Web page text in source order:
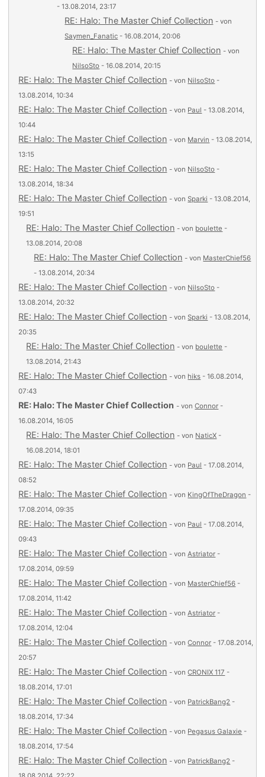
- 13.08.2014, 23:17
RE: Halo: The Master Chief Collection - von
Saymen_Fanatic - 16.08.2014, 20:06
RE: Halo: The Master Chief Collection - von
NilsoSto - 16.08.2014, 20:15
RE: Halo: The Master Chief Collection - von NilsoSto -
13.08.2014, 10:34
RE: Halo: The Master Chief Collection - von Paul - 13.08.2014,
10:44
RE: Halo: The Master Chief Collection - von Marvin - 13.08.2014,
13:15
RE: Halo: The Master Chief Collection - von NilsoSto -
13.08.2014, 18:34
RE: Halo: The Master Chief Collection - vonSparki - 13.08.2014,
19:51
RE: Halo: The Master Chief Collection - von boulette -
13.08.2014, 20:08
RE: Halo: The Master Chief Collection - von MasterChief56
- 13.08.2014, 20:34
RE: Halo: The Master Chief Collection - von NilsoSto -
13.08.2014, 20:32
RE: Halo: The Master Chief Collection - vonSparki - 13.08.2014,
20:35
RE: Halo: The Master Chief Collection - von boulette -
13.08.2014, 21:43
RE: Halo: The Master Chief Collection - von hiks - 16.08.2014,
07:43
RE: Halo: The Master Chief Collection - vonConnor -
16.08.2014, 16:05
RE: Halo: The Master Chief Collection - von NaticX -
16.08.2014, 18:01
RE: Halo: The Master Chief Collection - von Paul - 17.08.2014,
08:52
RE: Halo: The Master Chief Collection - von KingOfTheDragon -
17.08.2014, 09:35
RE: Halo: The Master Chief Collection - von Paul - 17.08.2014,
09:43
RE: Halo: The Master Chief Collection - vonAstriator -
17.08.2014, 09:59
RE: Halo: The Master Chief Collection - von MasterChief56 -
17.08.2014, 11:42
RE: Halo: The Master Chief Collection - vonAstriator -
17.08.2014, 12:04
RE: Halo: The Master Chief Collection - vonConnor - 17.08.2014,
20:57
RE: Halo: The Master Chief Collection - vonCRONIX 117 -
18.08.2014, 17:01
RE: Halo: The Master Chief Collection - von PatrickBang2 -
18.08.2014, 17:34
RE: Halo: The Master Chief Collection - von Pegasus Galaxie -
18.08.2014, 17:54
RE: Halo: The Master Chief Collection - von PatrickBang2 -